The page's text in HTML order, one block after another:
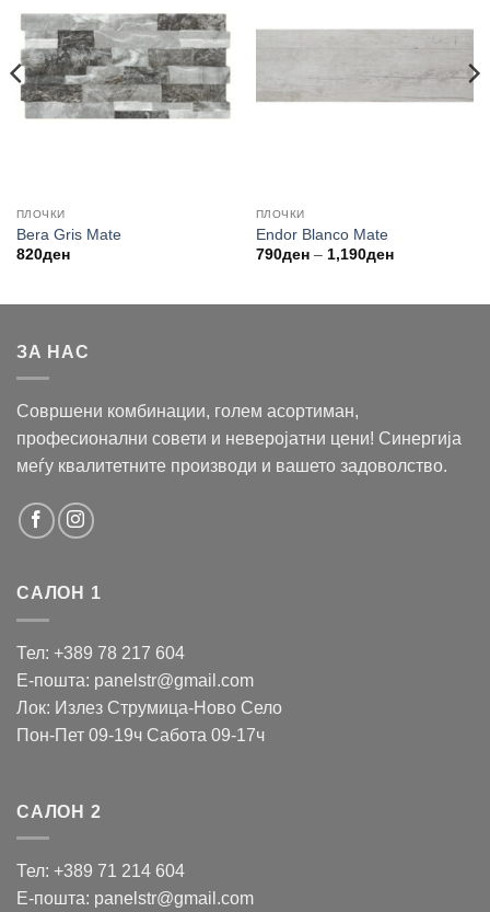
ПЛОЧКИ
Bera Gris Mate
820ден
ПЛОЧКИ
Endor Blanco Mate
790ден – 1,190денPrice
ЗА НАС
Совршени комбинации, голем асортиман,
професионални совети и неверојатни цени! Синергија
меѓу квалитетните производи и вашето задоволство.
САЛОН 1
Тел: +389 78 217 604
Е-пошта: panelstr@gmail.com
Лок: Излез Струмица-Ново Село
Пон-Пет 09-19ч Сабота 09-17ч
САЛОН 2
Тел: +389 71 214 604
Е-пошта: panelstr@gmail.com